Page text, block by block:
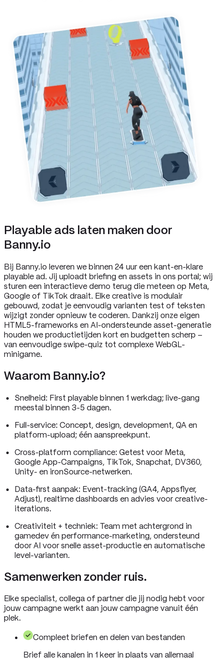
Playable ads laten maken door
Banny.io
Bij Banny.io leveren we binnen 24 uur een kant-en-klare
playable ad. Jij uploadt briefing en assets in ons portal; wij
sturen een interactieve demo terug die meteen op Meta,
Google of TikTok draait. Elke creative is modulair
gebouwd, zodat je eenvoudig varianten test of teksten
wijzigt zonder opnieuw te coderen. Dankzij onze eigen
HTML5-frameworks en AI-ondersteunde asset-generatie
houden we productietijden kort en budgetten scherp –
van eenvoudige swipe-quiz tot complexe WebGL-
minigame.
Waarom Banny.io?‍
Snelheid: First playable binnen 1 werkdag; live-gang
meestal binnen 3-5 dagen.
Full-service: Concept, design, development, QA en
platform-upload; één aanspreekpunt.
Cross-platform compliance: Getest voor Meta,
Google App-Campaigns, TikTok, Snapchat, DV360,
Unity- en ironSource-netwerken.
Data-first aanpak: Event-tracking (GA4, Appsflyer,
Adjust), realtime dashboards en advies voor creative-
iterations.
Creativiteit + techniek: Team met achtergrond in
gamedev én performance-marketing, ondersteund
door AI voor snelle asset-productie en automatische
level-varianten.
Samenwerken zonder ruis.
Elke specialist, collega of partner die jij nodig hebt voor
jouw campagne werkt aan jouw campagne vanuit één
plek.
Compleet briefen en delen van bestanden
Brief alle kanalen in 1 keer in plaats van allemaal